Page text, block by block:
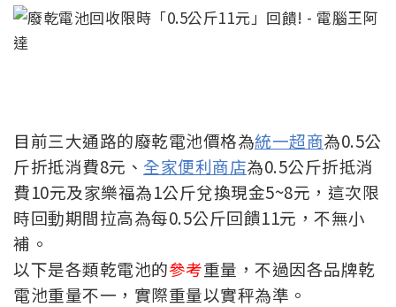
目前三大通路的廢乾電池價格為統一超商為0.5公
斤折抵消費8元、 全家便利商店為0.5公斤折抵消
費10元及家樂福為1公斤兌換現金5~8元，這次限
時回動期間拉高為每0.5公斤回饋11元，不無小
補。
以下是各類乾電池的參考重量，不過因各品牌乾
電池重量不一，實際重量以實秤為準。